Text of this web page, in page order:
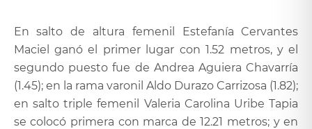
En salto de altura femenil Estefanía Cervantes
Maciel ganó el primer lugar con 1.52 metros, y el
segundo puesto fue de Andrea Aguiera Chavarría
(1.45); en la rama varonil Aldo Durazo Carrizosa (1.82);
en salto triple femenil Valeria Carolina Uribe Tapia
se colocó primera con marca de 12.21 metros; y en